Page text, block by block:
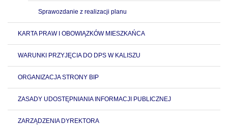
Sprawozdanie z realizacji planu
KARTA PRAW I OBOWIĄZKÓW MIESZKAŃCA
WARUNKI PRZYJĘCIA DO DPS W KALISZU
ORGANIZACJA STRONY BIP
ZASADY UDOSTĘPNIANIA INFORMACJI PUBLICZNEJ
ZARZĄDZENIA DYREKTORA